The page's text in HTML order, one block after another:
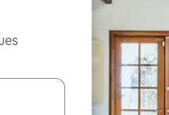
flèches vers le haut et vers